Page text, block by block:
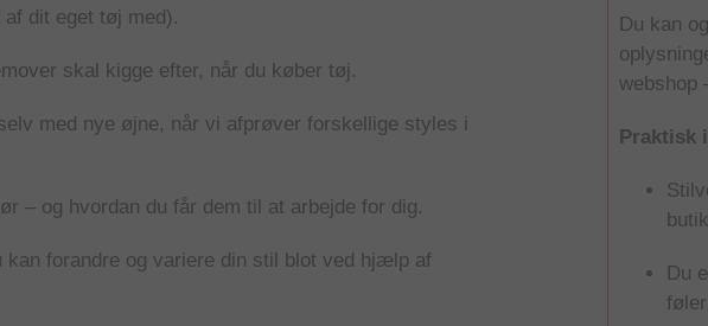
dit eget tøj med).
skal kigge efter, når du køber tøj.
med nye øjne, når vi afprøver forskellige styles i
– og hvordan du får dem til at arbejde for dig.
kan forandre og variere din stil blot ved hjælp af
Du kan
webshop
Praktisk
Du